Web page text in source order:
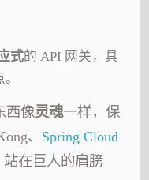
式的 API 网关，具
西像灵魂一样，保
、 Spring Cloud
在巨人的肩膀